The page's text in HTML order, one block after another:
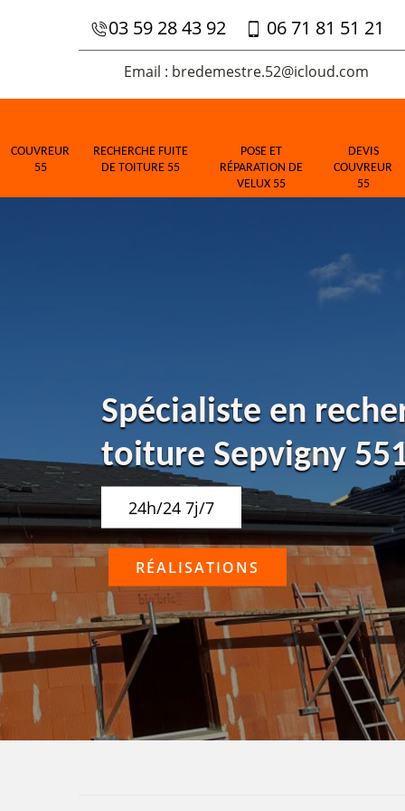
03 59 28 43 92 06 71 81 51 21
Email : bredemestre.52@icloud.com
COUVREUR
55
RECHERCHE FUITE
DE TOITURE 55
POSE ET
RÉPARATION DE
VELUX 55
DEVIS
COUVREUR
55
Spécialiste en
toiture Sepvigny
24h/24 7j/7
RÉALISATIONS